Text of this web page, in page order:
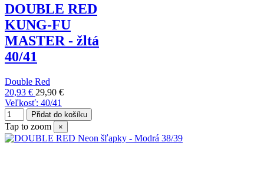
DOUBLE RED
KUNG-FU
MASTER - žltá
40/41
Double Red
20,93 € 29,90 €
Veľkosť: 40/41
Přidat do košíku
Tap to zoom ×